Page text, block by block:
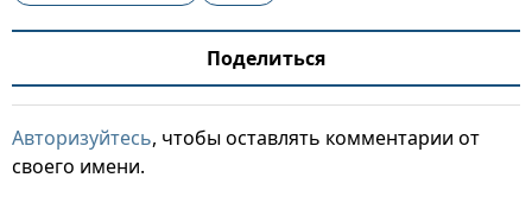
Поделиться
Авторизуйтесь, чтобы оставлять комментарии от
своего имени.